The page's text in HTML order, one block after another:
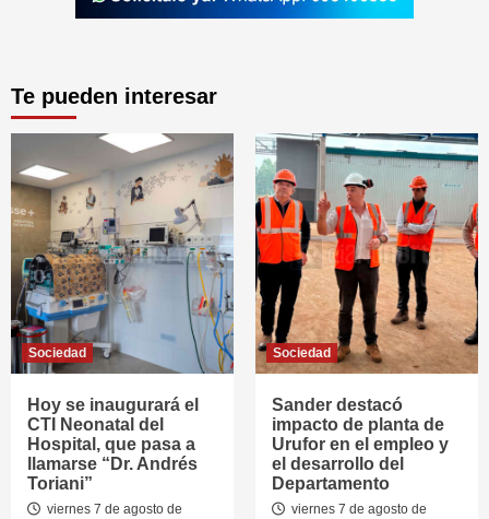
Te pueden interesar
Sociedad
Hoy se inaugurará el
CTI Neonatal del
Hospital, que pasa a
llamarse “Dr. Andrés
Toriani”
viernes 7 de agosto de
Sociedad
Sander destacó
impacto de planta de
Urufor en el empleo y
el desarrollo del
Departamento
viernes 7 de agosto de